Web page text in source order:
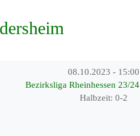
08.10.2023 - 15:00
Bezirksliga Rheinhessen 23/24
Halbzeit: 0-2